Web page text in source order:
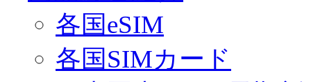
各国eSIM
各国SIMカード